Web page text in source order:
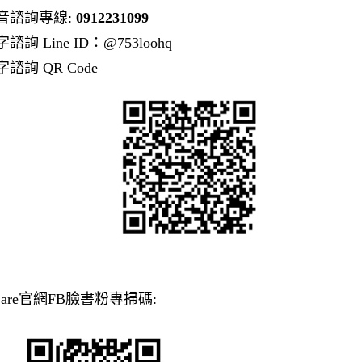
諮詢專線: 0912231099
諮詢 Line ID：@753loohq
諮詢 QR Code
官網FB臉書粉專掃碼: